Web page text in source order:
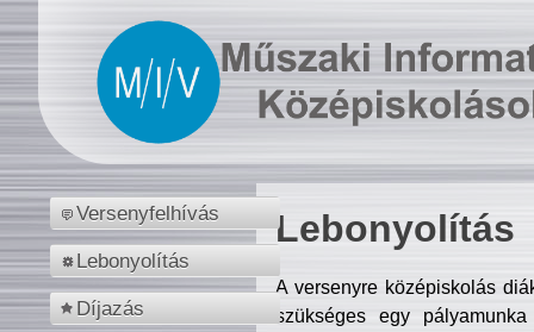
Versenyfelhívás
Lebonyolítás
Díjazás
Lebonyolítás
A versenyre középiskolás
szükséges egy